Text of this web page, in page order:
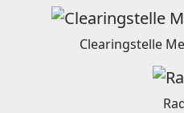
Clearingstelle